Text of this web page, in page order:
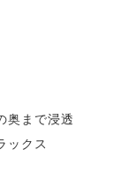
奥まで浸透
ックス